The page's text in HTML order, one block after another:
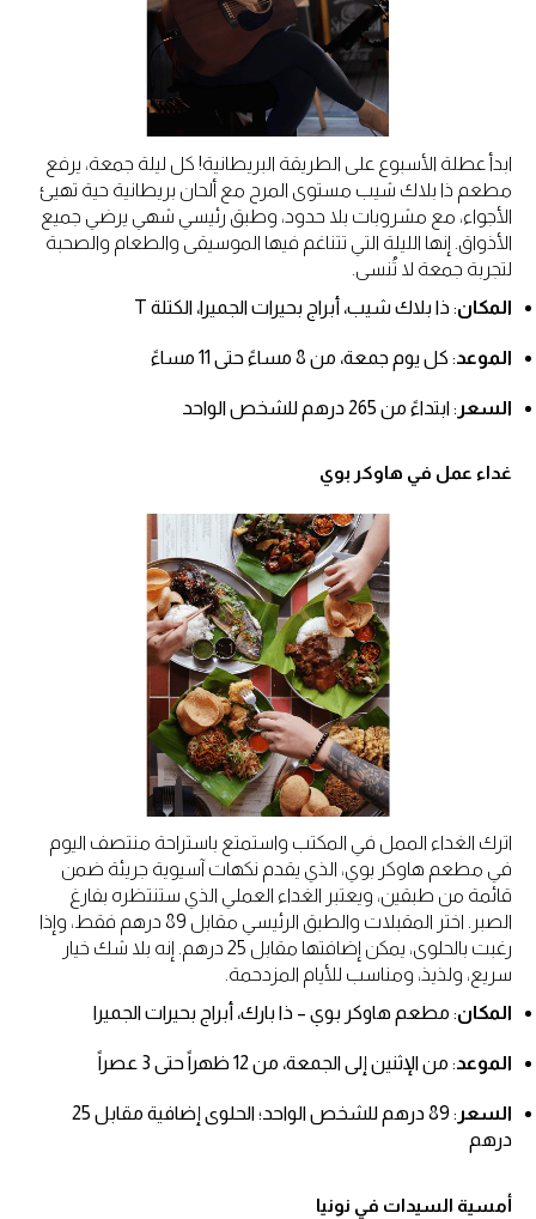
ابدأ عطلة الأسبوع على الطريقة البريطانية! كل ليلة جمعة، يرفع
مطعم ذا بلاك شيب مستوى المرح مع ألحان بريطانية حية تهيئ
الأجواء، مع مشروبات بلا حدود، وطبق رئيسي شهي يرضي جميع
الأذواق. إنها الليلة التي تتناغم فيها الموسيقى والطعام والصحبة
لتجربة جمعة لا تُنسى.
المكان: ذا بلاك شيب، أبراج بحيرات الجميرا، الكتلة T
الموعد: كل يوم جمعة، من 8 مساءً حتى 11 مساءً
السعر : ابتداءً من 265 درهم للشخص الواحد
غداء عمل في هاوكر بوي
اترك الغداء الممل في المكتب واستمتع باستراحة منتصف اليوم
في مطعم هاوكر بوي، الذي يقدم نكهات آسيوية جريئة ضمن
قائمة من طبقين، ويعتبر الغداء العملي الذي ستنتظره بفارغ
الصبر. اختر المقبلات والطبق الرئيسي مقابل 89 درهم فقط، وإذا
رغبت بالحلوى، يمكن إضافتها مقابل 25 درهم. إنه بلا شك خيار
سريع، ولذيذ، ومناسب للأيام المزدحمة.
المكان: مطعم هاوكر بوي – ذا بارك، أبراج بحيرات الجميرا
الموعد: من الإثنين إلى الجمعة، من 12 ظهراً حتى 3 عصراً
السعر
: 89 درهم للشخص الواحد؛ الحلوى إضافية مقابل 25
درهم
أمسية السيدات في نونيا